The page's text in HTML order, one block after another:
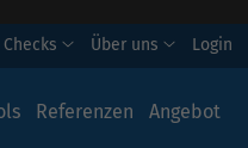
Über uns Login
Referenzen Angebot